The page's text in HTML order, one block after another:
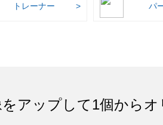
トレーナー パ
をアップして1個から